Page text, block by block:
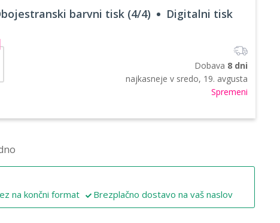
barvni tisk (4/4) Digitalni tisk
Dobava 8 dni
najkasneje v sredo, 19. avgusta
Spremeni
na končni format Brezplačno dostavo na vaš naslov